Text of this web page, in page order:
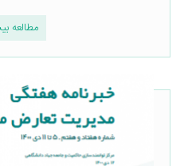
مطالعه